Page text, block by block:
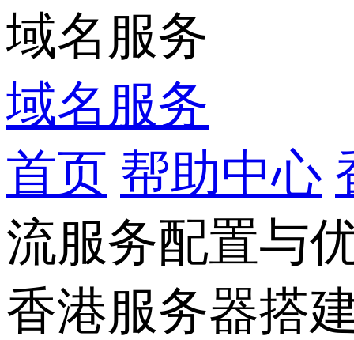
域名服务
域名服务
首页 帮助中心
流服务配置与
香港服务器搭